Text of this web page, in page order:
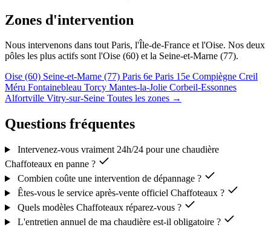
Zones d'intervention
Nous intervenons dans tout Paris, l'Île-de-France et l'Oise. Nos deux
pôles les plus actifs sont l'Oise (60) et la Seine-et-Marne (77).
Oise (60) Seine-et-Marne (77) Paris 6e Paris 15e Compiègne Creil
Méru Fontainebleau Torcy Mantes-la-Jolie Corbeil-Essonnes
Alfortville Vitry-sur-Seine Toutes les zones →
Questions fréquentes
Intervenez-vous vraiment 24h/24 pour une chaudière
Chaffoteaux en panne ?
Combien coûte une intervention de dépannage ?
Êtes-vous le service après-vente officiel Chaffoteaux ?
Quels modèles Chaffoteaux réparez-vous ?
L'entretien annuel de ma chaudière est-il obligatoire ?